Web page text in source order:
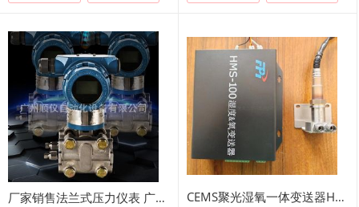
厂家销售法兰式压力仪表 广州压力变送器 CEMS聚光湿氧一体变送器HMS-100